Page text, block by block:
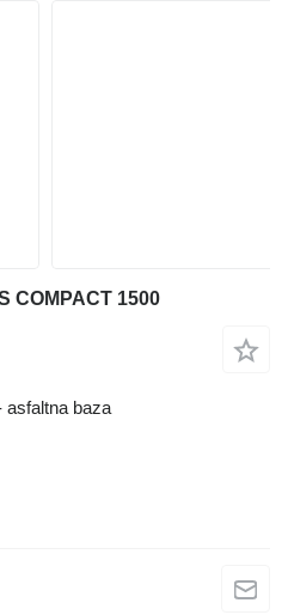
COMPACT 1500
asfaltna baza